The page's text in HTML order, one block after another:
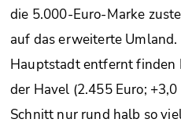
die 5.000-Euro-Marke
auf das erweiterte
Hauptstadt entfernt finden
der Havel (2.455 Euro;
Schnitt nur rund halb so